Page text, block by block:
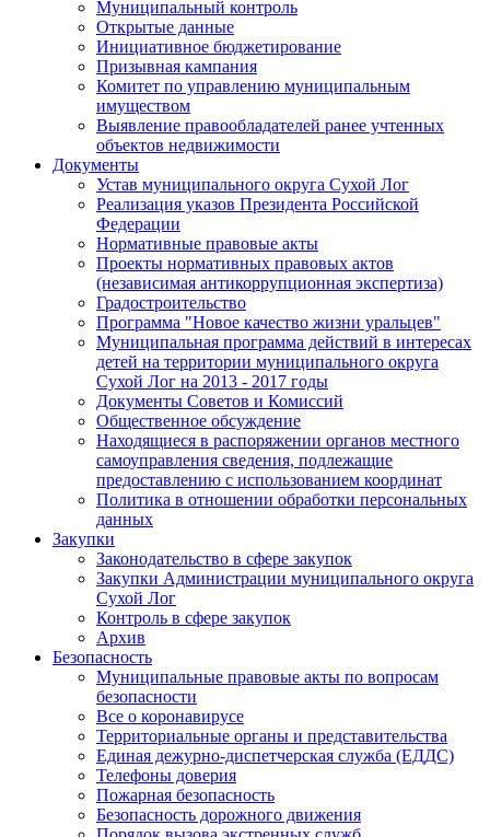
Муниципальный контроль
Открытые данные
Инициативное бюджетирование
Призывная кампания
Комитет по управлению муниципальным
имуществом
Выявление правообладателей ранее учтенных
объектов недвижимости
Документы
Устав муниципального округа Сухой Лог
Реализация указов Президента Российской
Федерации
Нормативные правовые акты
Проекты нормативных правовых актов
(независимая антикоррупционная экспертиза)
Градостроительство
Программа "Новое качество жизни уральцев"
Муниципальная программа действий в интересах
детей на территории муниципального округа
Сухой Лог на 2013 - 2017 годы
Документы Советов и Комиссий
Общественное обсуждение
Находящиеся в распоряжении органов местного
самоуправления сведения, подлежащие
предоставлению с использованием координат
Политика в отношении обработки персональных
данных
Закупки
Законодательство в сфере закупок
Закупки Администрации муниципального округа
Сухой Лог
Контроль в сфере закупок
Архив
Безопасность
Муниципальные правовые акты по вопросам
безопасности
Все о коронавирусе
Территориальные органы и представительства
Единая дежурно-диспетчерская служба (ЕДДС)
Телефоны доверия
Пожарная безопасность
Безопасность дорожного движения